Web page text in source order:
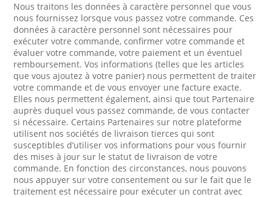
Nous traitons les données à caractère personnel que vous
nous fournissez lorsque vous passez votre commande. Ces
données à caractère personnel sont nécessaires pour
exécuter votre commande, confirmer votre commande et
évaluer votre commande, votre paiement et un éventuel
remboursement. Vos informations (telles que les articles
que vous ajoutez à votre panier) nous permettent de traiter
votre commande et de vous envoyer une facture exacte.
Elles nous permettent également, ainsi que tout Partenaire
auprès duquel vous passez commande, de vous contacter
si nécessaire. Certains Partenaires sur notre plateforme
utilisent nos sociétés de livraison tierces qui sont
susceptibles d’utiliser vos informations pour vous fournir
des mises à jour sur le statut de livraison de votre
commande. En fonction des circonstances, nous pouvons
nous appuyer sur votre consentement ou sur le fait que le
traitement est nécessaire pour exécuter un contrat avec